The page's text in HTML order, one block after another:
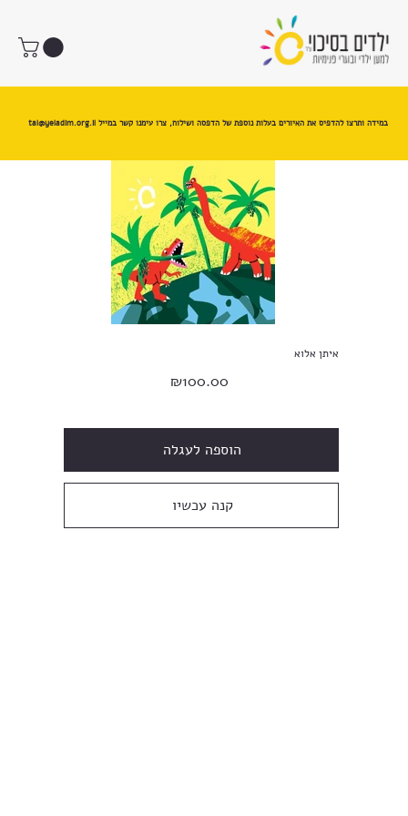
איתן אלוא
₪100.00
הוספה לעגלה
קנה עכשיו
במידה ותרצו להדפיס את האיורים בעלות נוספת של הדפסה ושילוח, צרו עימנו קשר במייל tal@yeladim.org.il